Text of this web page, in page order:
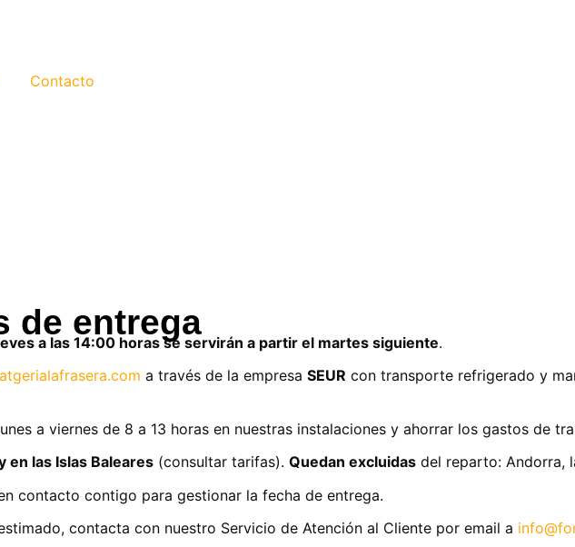
Contacto
de entrega
a las 14:00 horas se servirán a partir el martes siguiente.
a través de la empresa SEUR con transporte refrigerado y
a viernes de 8 a 13 horas en nuestras instalaciones y ahorrar los gastos de
en las Islas Baleares (consultar tarifas). Quedan excluidas del reparto: Andorra,
contacto contigo para gestionar la fecha de entrega.
contacta con nuestro Servicio de Atención al Cliente por email a